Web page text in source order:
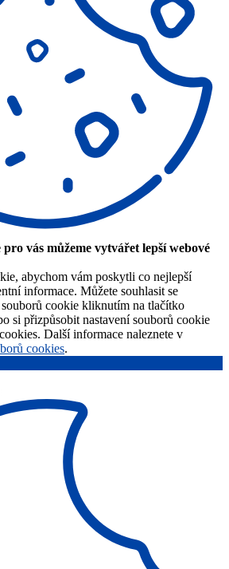
vás můžeme vytvářet lepší webové
abychom vám poskytli co nejlepší
informace. Můžete souhlasit se
cookie kliknutím na tlačítko
si přizpůsobit nastavení souborů cookie
Další informace naleznete v
cookies.